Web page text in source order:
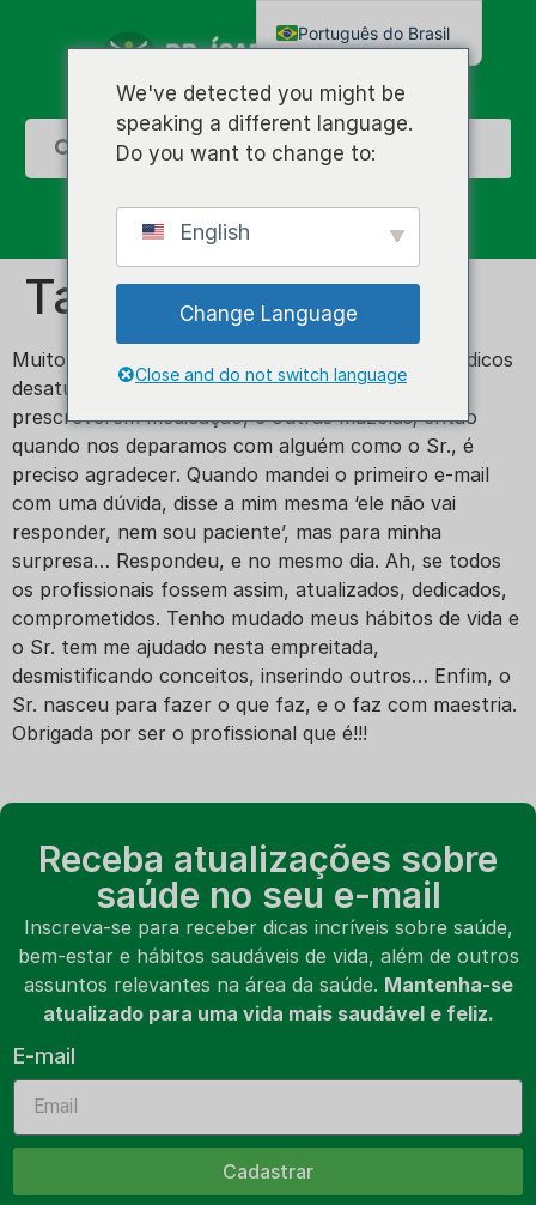
Tatiane
Muito obrigada! Comumente ouvimos falar de médicos
desatualizados, que mal olham no paciente para
prescreverem medicação, e outras mazelas; então
quando nos deparamos com alguém como o Sr., é
preciso agradecer. Quando mandei o primeiro e-mail
com uma dúvida, disse a mim mesma ‘ele não vai
responder, nem sou paciente’, mas para minha
surpresa… Respondeu, e no mesmo dia. Ah, se todos
os profissionais fossem assim, atualizados, dedicados,
comprometidos. Tenho mudado meus hábitos de vida e
o Sr. tem me ajudado nesta empreitada,
desmistificando conceitos, inserindo outros… Enfim, o
Sr. nasceu para fazer o que faz, e o faz com maestria.
Obrigada por ser o profissional que é!!!
Receba atualizações sobre
saúde no seu e-mail
Inscreva-se para receber dicas incríveis sobre saúde,
bem-estar e hábitos saudáveis de vida, além de outros
assuntos relevantes na área da saúde. Mantenha-se
atualizado para uma vida mais saudável e feliz.
E-mail
Cadastrar
We've detected you might be
speaking a different language.
Do you want to change to:
English
Change Language
Close and do not switch language
Português do Brasil